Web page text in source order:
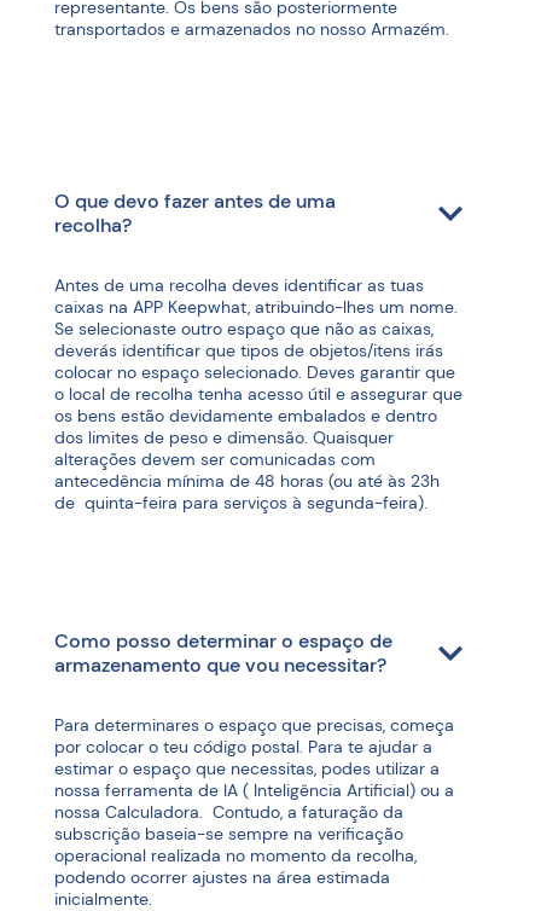
representante. Os bens são posteriormente
transportados e armazenados no nosso Armazém.
O que devo fazer antes de uma
recolha?
Antes de uma recolha deves identificar as tuas
caixas na APP Keepwhat, atribuindo-lhes um nome.
Se selecionaste outro espaço que não as caixas,
deverás identificar que tipos de objetos/itens irás
colocar no espaço selecionado. Deves garantir que
o local de recolha tenha acesso útil e assegurar que
os bens estão devidamente embalados e dentro
dos limites de peso e dimensão. Quaisquer
alterações devem ser comunicadas com
antecedência mínima de 48 horas (ou até às 23h
de quinta-feira para serviços à segunda-feira).
Como posso determinar o espaço de
armazenamento que vou necessitar?
Para determinares o espaço que precisas, começa
por colocar o teu código postal. Para te ajudar a
estimar o espaço que necessitas, podes utilizar a
nossa ferramenta de IA ( Inteligência Artificial) ou a
nossa Calculadora. Contudo, a faturação da
subscrição baseia-se sempre na verificação
operacional realizada no momento da recolha,
podendo ocorrer ajustes na área estimada
inicialmente.